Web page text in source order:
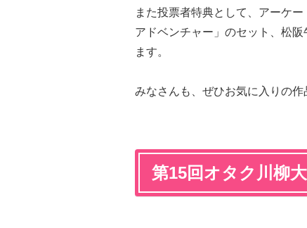
また投票者特典として、アーケ
アドベンチャー」のセット、松
ます。
みなさんも、ぜひお気に入りの作
第15回オタク川柳